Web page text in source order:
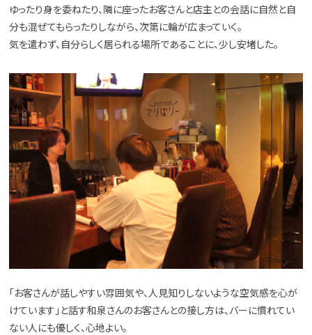
ゆったり身を委ねたり、隣に座ったお客さんと店主との会話に自然と自
分も混ぜてもらったりしながら、次第に輪が広まっていく。
気を遣わず、自分らしく居られる場所であることに、少し安堵した。
「お客さんが話しやすい雰囲気や、人見知りしないような空気感を心が
けています」と話す和泉さんのお客さんとの接し方は、バーに慣れてい
ない人にも優しく、心地よい。